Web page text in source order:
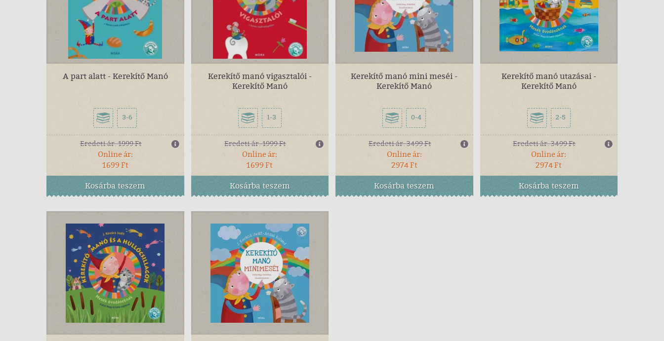
A part alatt - Kerekítő Manó
3-6
Eredeti ár:1999 Ft
Online ár:
1699 Ft
Kosárbateszem
Kerekítő manó vigasztalói -
Kerekítő Manó
1-3
Eredeti ár:1999 Ft
Online ár:
1699 Ft
Kosárbateszem
Kerekítő manó mini meséi -
Kerekítő Manó
0-4
Eredeti ár:3499 Ft
Online ár:
2974 Ft
Kosárbateszem
Kerekítő manó utazásai -
Kerekítő Manó
2-5
Eredeti ár:3499 Ft
Online ár:
2974 Ft
Kosárbateszem